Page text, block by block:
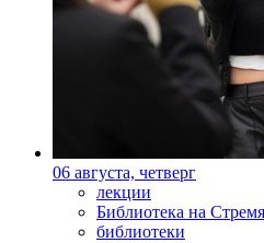
06 августа, четверг
лекции
Библиотека на
библиотеки